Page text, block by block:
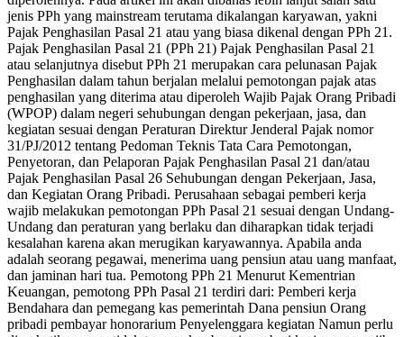
jenis PPh yang mainstream terutama dikalangan karyawan, yakni
Pajak Penghasilan Pasal 21 atau yang biasa dikenal dengan PPh 21.
Pajak Penghasilan Pasal 21 (PPh 21) Pajak Penghasilan Pasal 21
atau selanjutnya disebut PPh 21 merupakan cara pelunasan Pajak
Penghasilan dalam tahun berjalan melalui pemotongan pajak atas
penghasilan yang diterima atau diperoleh Wajib Pajak Orang Pribadi
(WPOP) dalam negeri sehubungan dengan pekerjaan, jasa, dan
kegiatan sesuai dengan Peraturan Direktur Jenderal Pajak nomor
31/PJ/2012 tentang Pedoman Teknis Tata Cara Pemotongan,
Penyetoran, dan Pelaporan Pajak Penghasilan Pasal 21 dan/atau
Pajak Penghasilan Pasal 26 Sehubungan dengan Pekerjaan, Jasa,
dan Kegiatan Orang Pribadi. Perusahaan sebagai pemberi kerja
wajib melakukan pemotongan PPh Pasal 21 sesuai dengan Undang-
Undang dan peraturan yang berlaku dan diharapkan tidak terjadi
kesalahan karena akan merugikan karyawannya. Apabila anda
adalah seorang pegawai, menerima uang pensiun atau uang manfaat,
dan jaminan hari tua. Pemotong PPh 21 Menurut Kementrian
Keuangan, pemotong PPh Pasal 21 terdiri dari: Pemberi kerja
Bendahara dan pemegang kas pemerintah Dana pensiun Orang
pribadi pembayar honorarium Penyelenggara kegiatan Namun perlu